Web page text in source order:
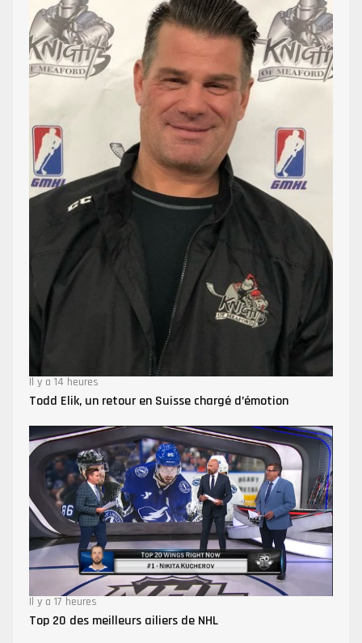
Il y a 14 heures
Todd Elik, un retour en Suisse chargé d’émotion
Il y a 17 heures
Top 20 des meilleurs ailiers de NHL